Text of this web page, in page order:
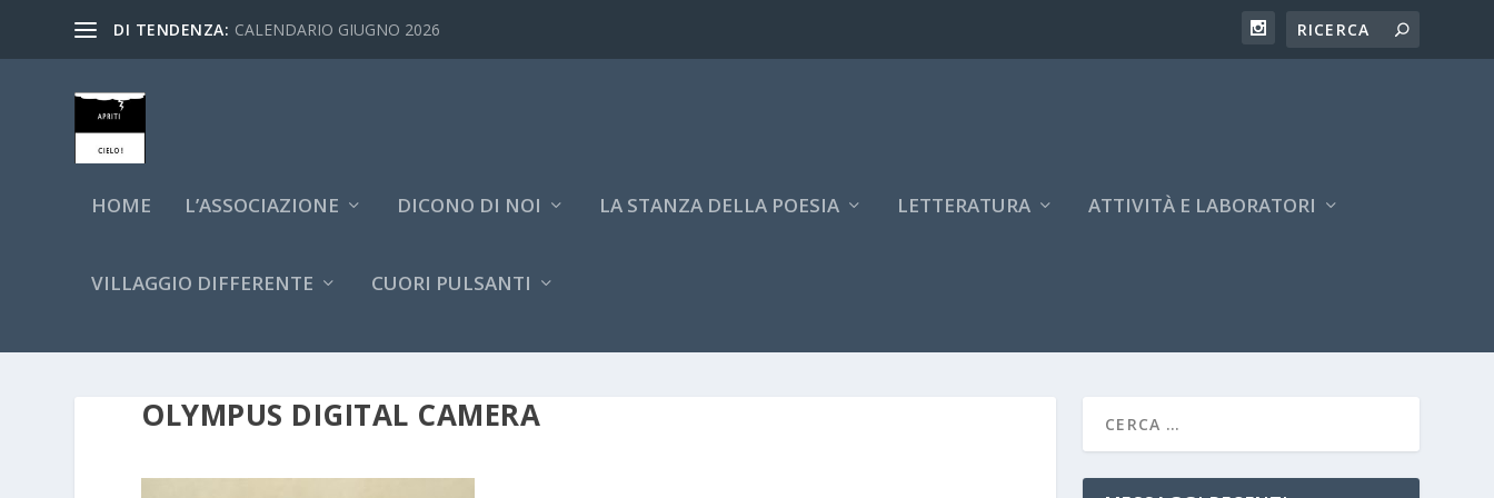
DI TENDENZA: CALENDARIO GIUGNO 2026
HOME L’ASSOCIAZIONE DICONO DI NOI LA STANZA DELLA POESIA LETTERATURA ATTIVITÀ E LABORATORI
VILLAGGIO DIFFERENTE CUORI PULSANTI
OLYMPUS DIGITAL CAMERA